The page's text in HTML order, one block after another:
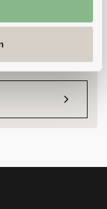
avec notre équipe.
et vous